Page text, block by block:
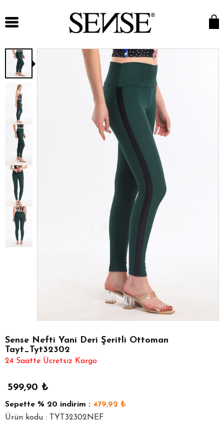
Sense Nefti Yani Deri Şeritli Ottoman
Tayt_Tyt32302
24 Saatte Ücretsiz Kargo
599,90 ₺
Sepette % 20 indirim : 479,92 ₺
Ürün kodu : TYT32302NEF